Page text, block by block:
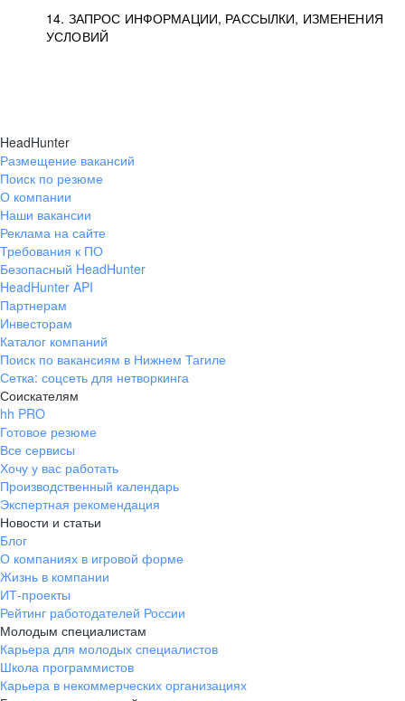
14. ЗАПРОС ИНФОРМАЦИИ, РАССЫЛКИ, ИЗМЕНЕНИЯ
УСЛОВИЙ
HeadHunter
Размещение вакансий
Поиск по резюме
О компании
Наши вакансии
Реклама на сайте
Требования к ПО
Безопасный HeadHunter
HeadHunter API
Партнерам
Инвесторам
Каталог компаний
Поиск по вакансиям в Нижнем Тагиле
Сетка: соцсеть для нетворкинга
Соискателям
hh PRO
Готовое резюме
Все сервисы
Хочу у вас работать
Производственный календарь
Экспертная рекомендация
Новости и статьи
Блог
О компаниях в игровой форме
Жизнь в компании
ИТ-проекты
Рейтинг работодателей России
Молодым специалистам
Карьера для молодых специалистов
Школа программистов
Карьера в некоммерческих организациях